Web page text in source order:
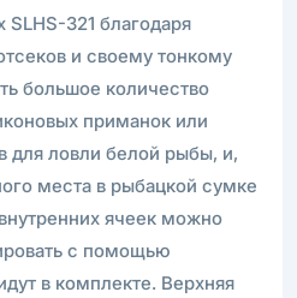
321 благодаря
и своему тонкому
большое количество
приманок или
для ловли белой рыбы, и,
места в рыбацкой сумке
ячеек можно
с помощью
в комплекте. Верхняя